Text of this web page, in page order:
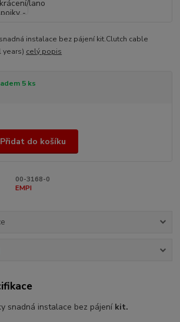
instalace bez pájení kit.Clutch cable
years) celý popis
5 ks
Přidat do košíku
00-3168-0
EMPI
snadná instalace bez pájení kit.